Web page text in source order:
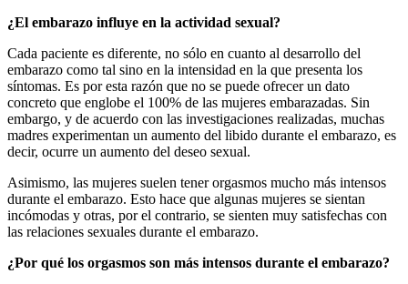
¿El embarazo influye en la actividad sexual?
Cada paciente es diferente, no sólo en cuanto al desarrollo del
embarazo como tal sino en la intensidad en la que presenta los
síntomas. Es por esta razón que no se puede ofrecer un dato
concreto que englobe el 100% de las mujeres embarazadas. Sin
embargo, y de acuerdo con las investigaciones realizadas, muchas
madres experimentan un aumento del libido durante el embarazo, es
decir, ocurre un aumento del deseo sexual.
Asimismo, las mujeres suelen tener orgasmos mucho más intensos
durante el embarazo. Esto hace que algunas mujeres se sientan
incómodas y otras, por el contrario, se sienten muy satisfechas con
las relaciones sexuales durante el embarazo.
¿Por qué los orgasmos son más intensos durante el embarazo?